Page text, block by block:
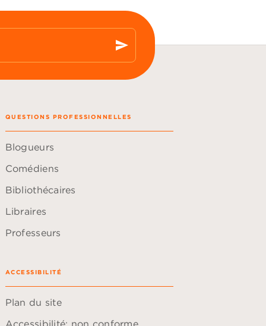
send
QUESTIONS PROFESSIONNELLES
Blogueurs
Comédiens
Bibliothécaires
Libraires
Professeurs
ACCESSIBILITÉ
Plan du site